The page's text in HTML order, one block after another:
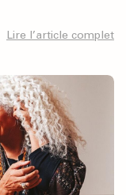
Lire l’article complet